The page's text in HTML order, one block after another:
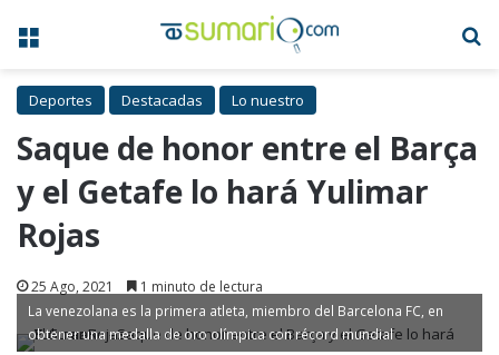
Menú
Deportes Destacadas Lo nuestro
Saque de honor entre el Barça
y el Getafe lo hará Yulimar
Rojas
25 Ago, 2021 1 minuto de lectura
La venezolana es la primera atleta, miembro del Barcelona FC, en
obtener una medalla de oro olímpica con récord mundial